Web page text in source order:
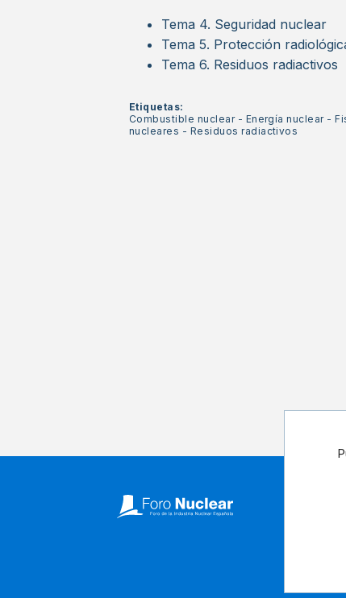
Tema 4. Seguridad nuclear
Tema 5. Protección
Tema 6. Residuos radiactivos
Etiquetas:
Combustible nuclear- Energía nuclear-
nucleares - Residuos radiactivos